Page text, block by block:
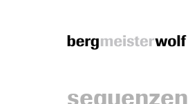
sequenzen